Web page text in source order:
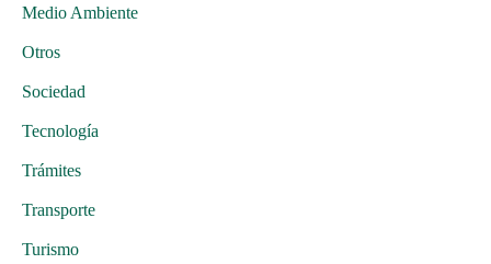
Medio Ambiente
Otros
Sociedad
Tecnología
Trámites
Transporte
Turismo